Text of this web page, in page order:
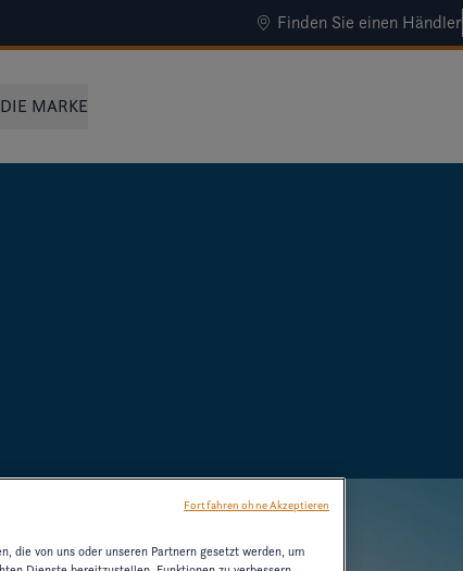
Finden Sie einen Händler
DIE MARKE
die von uns oder unseren Partnern gesetzt werden, um
Fortfahren ohne Akzeptieren